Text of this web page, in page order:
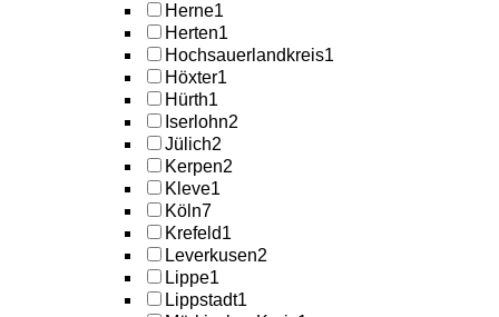
Herne1
Herten1
Hochsauerlandkreis1
Höxter1
Hürth1
Iserlohn2
Jülich2
Kerpen2
Kleve1
Köln7
Krefeld1
Leverkusen2
Lippe1
Lippstadt1